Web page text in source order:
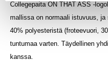
Collegepaita ON THAT ASS -
mallissa on normaali istuvuus,
40% polyesteristä (froteevuori,
tuntumaa varten. Täydellinen
kanssa.